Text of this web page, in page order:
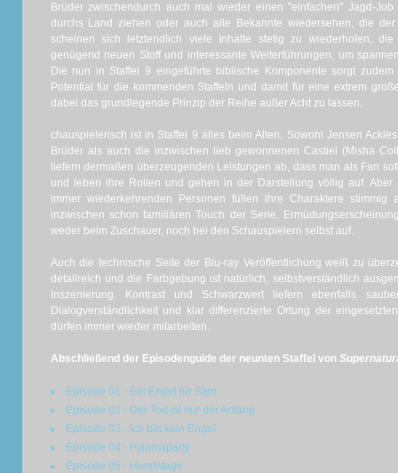
Brüder zwischendurch auch mal wieder einen "einfachen" Jagd-
durchs Land ziehen oder auch alte Bekannte wiedersehen, die
scheinen sich letztendlich viele Inhalte stetig zu wiederholen,
genügend neuen Stoff und interessante Weiterführungen, um
Die nun in Staffel 9 eingeführte biblische Komponente sorgt
Potential für die kommenden Staffeln und damit für eine extrem
dabei das grundlegende Prinzip der Reihe außer Acht zu lassen.
chauspielerisch ist in Staffel 9 alles beim Alten. Sowohl Jensen
Brüder als auch die inzwischen lieb gewonnenen Castiel (Misha
liefern dermaßen überzeugenden Leistungen ab, dass man als Fan
und leben ihre Rollen und gehen in der Darstellung völlig auf.
immer wiederkehrenden Personen füllen ihre Charaktere
inzwischen schon familiären Touch der Serie.
weder beim Zuschauer, noch bei den Schauspielern selbst auf.
Auch die technische Seite der Blu-ray Veröffentlichung weiß zu
detailreich und die Farbgebung ist natürlich, selbstverständlich
Inszenierung. Kontrast und Schwarzwert liefern ebenfalls
Dialogverständlichkeit und klar differenzierte Ortung der
dürfen immer wieder mitarbeiten.
Abschließend der Episodenguide der neunten Staffel von
Episode 01 - Ein Engel für Sam
Episode 02 - Der Tod ist nur der Anfang
Episode 03 - Ich bin kein Engel
Episode 04 - Pyjamaparty
Episode 05 - Hundstage